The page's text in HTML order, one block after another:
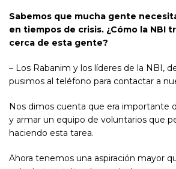
Sabemos que mucha gente
en tiempos de crisis. ¿Cómo la NBI
cerca de esta gente?
– Los Rabanim y los líderes de la NBI,
pusimos al teléfono para contactar a
Nos dimos cuenta que era importante
y armar un equipo de voluntarios que
haciendo esta tarea.
Ahora tenemos una aspiración mayor